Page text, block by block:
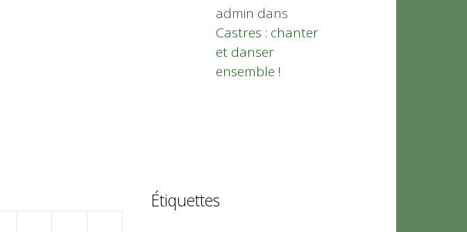
admin dans
Castres : chanter
et danser
ensemble !
Étiquettes